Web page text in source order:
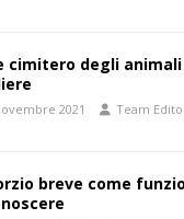
cimitero degli
2021 Team
breve come